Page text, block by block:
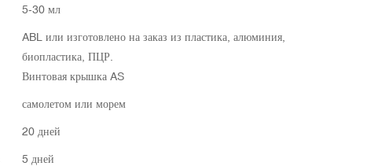
5-30 мл
ABL или изготовлено на заказ из пластика, алюминия,
биопластика, ПЦР.
Винтовая крышка AS
самолетом или морем
20 дней
5 дней